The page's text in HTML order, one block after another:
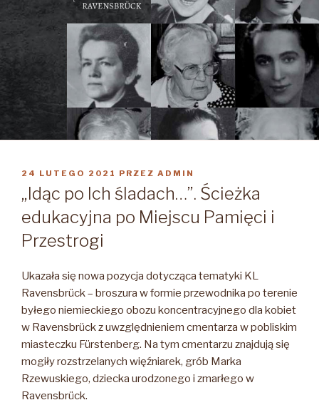
OPUBLIKOWANE
W
24 LUTEGO 2021 PRZEZ ADMIN
„Idąc po Ich śladach…”. Ścieżka
edukacyjna po Miejscu Pamięci i
Przestrogi
Ukazała się nowa pozycja dotycząca tematyki KL
Ravensbrück – broszura w formie przewodnika po terenie
byłego niemieckiego obozu koncentracyjnego dla kobiet
w Ravensbrück z uwzględnieniem cmentarza w pobliskim
miasteczku Fürstenberg. Na tym cmentarzu znajdują się
mogiły rozstrzelanych więźniarek, grób Marka
Rzewuskiego, dziecka urodzonego i zmarłego w
Ravensbrück.